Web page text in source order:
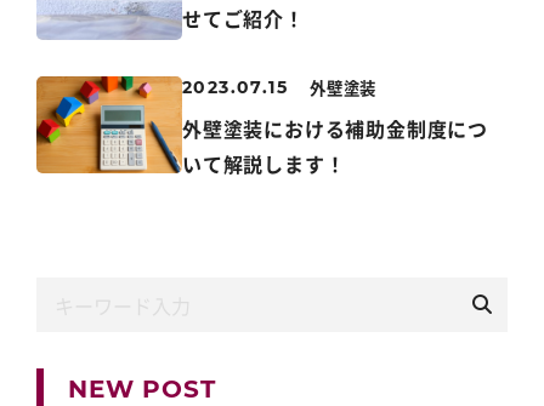
せてご紹介！
2023.07.15 外壁塗装
外壁塗装における補助金制度につ
いて解説します！
NEW POST